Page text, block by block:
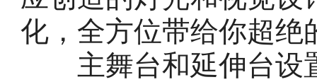
化，全方位带给你超绝
主舞台和延伸台设